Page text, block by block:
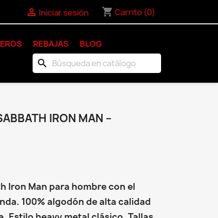
 Iniciar sesión shopping_cart Carrito (0)
REBAJAS BLOG
search
IRON MAN –
Iron Man para hombre con el
100% algodón de alta calidad